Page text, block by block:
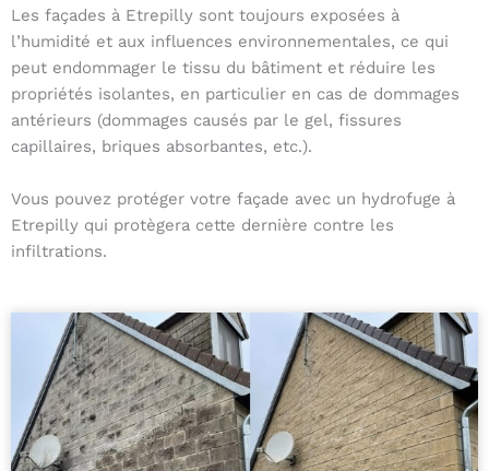
Les façades à Etrepilly sont toujours exposées à
l’humidité et aux influences environnementales, ce qui
peut endommager le tissu du bâtiment et réduire les
propriétés isolantes, en particulier en cas de dommages
antérieurs (dommages causés par le gel, fissures
capillaires, briques absorbantes, etc.).
Vous pouvez protéger votre façade avec un hydrofuge à
Etrepilly qui protègera cette dernière contre les
infiltrations.